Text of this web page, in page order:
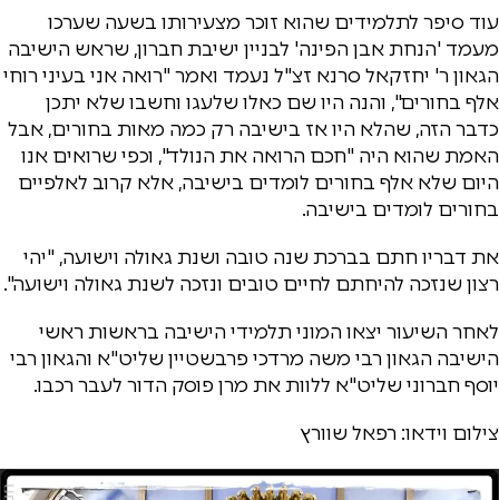
עוד סיפר לתלמידים שהוא זוכר מצעירותו בשעה שערכו
מעמד 'הנחת אבן הפינה' לבניין ישיבת חברון, שראש הישיבה
הגאון ר' יחזקאל סרנא זצ"ל נעמד ואמר "רואה אני בעיני רוחי
אלף בחורים", והנה היו שם כאלו שלעגו וחשבו שלא יתכן
כדבר הזה, שהלא היו אז בישיבה רק כמה מאות בחורים, אבל
האמת שהוא היה "חכם הרואה את הנולד", וכפי שרואים אנו
היום שלא אלף בחורים לומדים בישיבה, אלא קרוב לאלפיים
בחורים לומדים בישיבה.
את דבריו חתם בברכת שנה טובה ושנת גאולה וישועה, "יהי
רצון שנזכה להיחתם לחיים טובים ונזכה לשנת גאולה וישועה".
לאחר השיעור יצאו המוני תלמידי הישיבה בראשות ראשי
הישיבה הגאון רבי משה מרדכי פרבשטיין שליט"א והגאון רבי
יוסף חברוני שליט"א ללוות את מרן פוסק הדור לעבר רכבו.
צילום וידאו: רפאל שוורץ